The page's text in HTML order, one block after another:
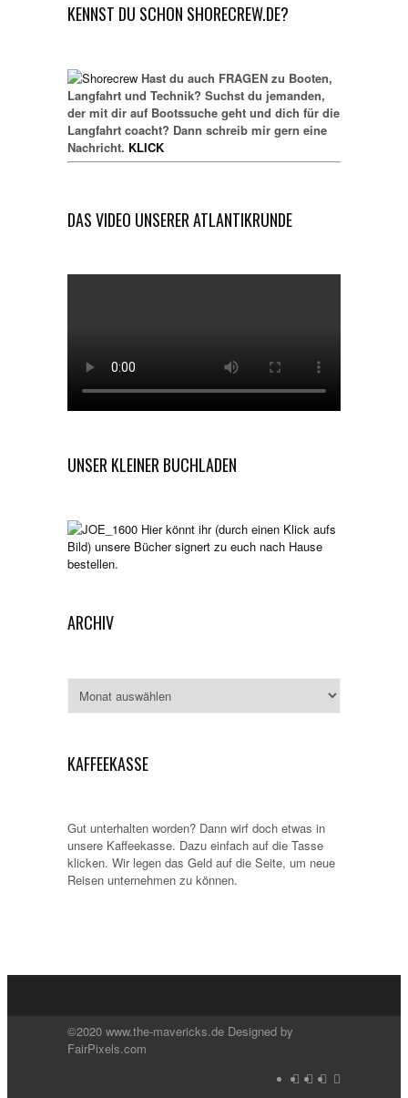
KENNST DU SCHON SHORECREW.DE?
Hast du auch FRAGEN zu Booten,
Langfahrt und Technik? Suchst du jemanden,
der mit dir auf Bootssuche geht und dich für die
Langfahrt coacht? Dann schreib mir gern eine
Nachricht. KLICK
DAS VIDEO UNSERER ATLANTIKRUNDE
UNSER KLEINER BUCHLADEN
Hier könnt ihr (durch einen Klick aufs
Bild) unsere Bücher signert zu euch nach Hause
bestellen.
ARCHIV
KAFFEEKASSE
Gut unterhalten worden? Dann wirf doch etwas in
unsere Kaffeekasse. Dazu einfach auf die Tasse
klicken. Wir legen das Geld auf die Seite, um neue
Reisen unternehmen zu können.
©2020 www.the-mavericks.de Designed by
FairPixels.com